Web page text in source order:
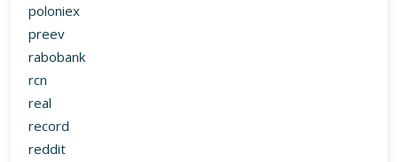
poloniex
preev
rabobank
rcn
real
record
reddit